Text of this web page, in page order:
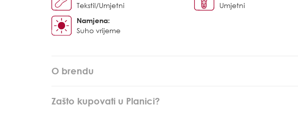
Tekstil/Umjetni
Umjetni
Namjena:
Suho vrijeme
O brendu
Zašto kupovati u Planici?